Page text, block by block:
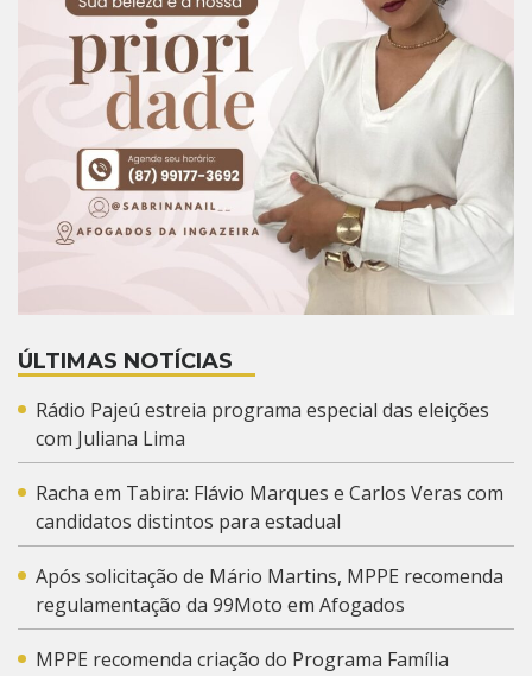
ÚLTIMAS NOTÍCIAS
Rádio Pajeú estreia programa especial das eleições
com Juliana Lima
Racha em Tabira: Flávio Marques e Carlos Veras com
candidatos distintos para estadual
Após solicitação de Mário Martins, MPPE recomenda
regulamentação da 99Moto em Afogados
MPPE recomenda criação do Programa Família